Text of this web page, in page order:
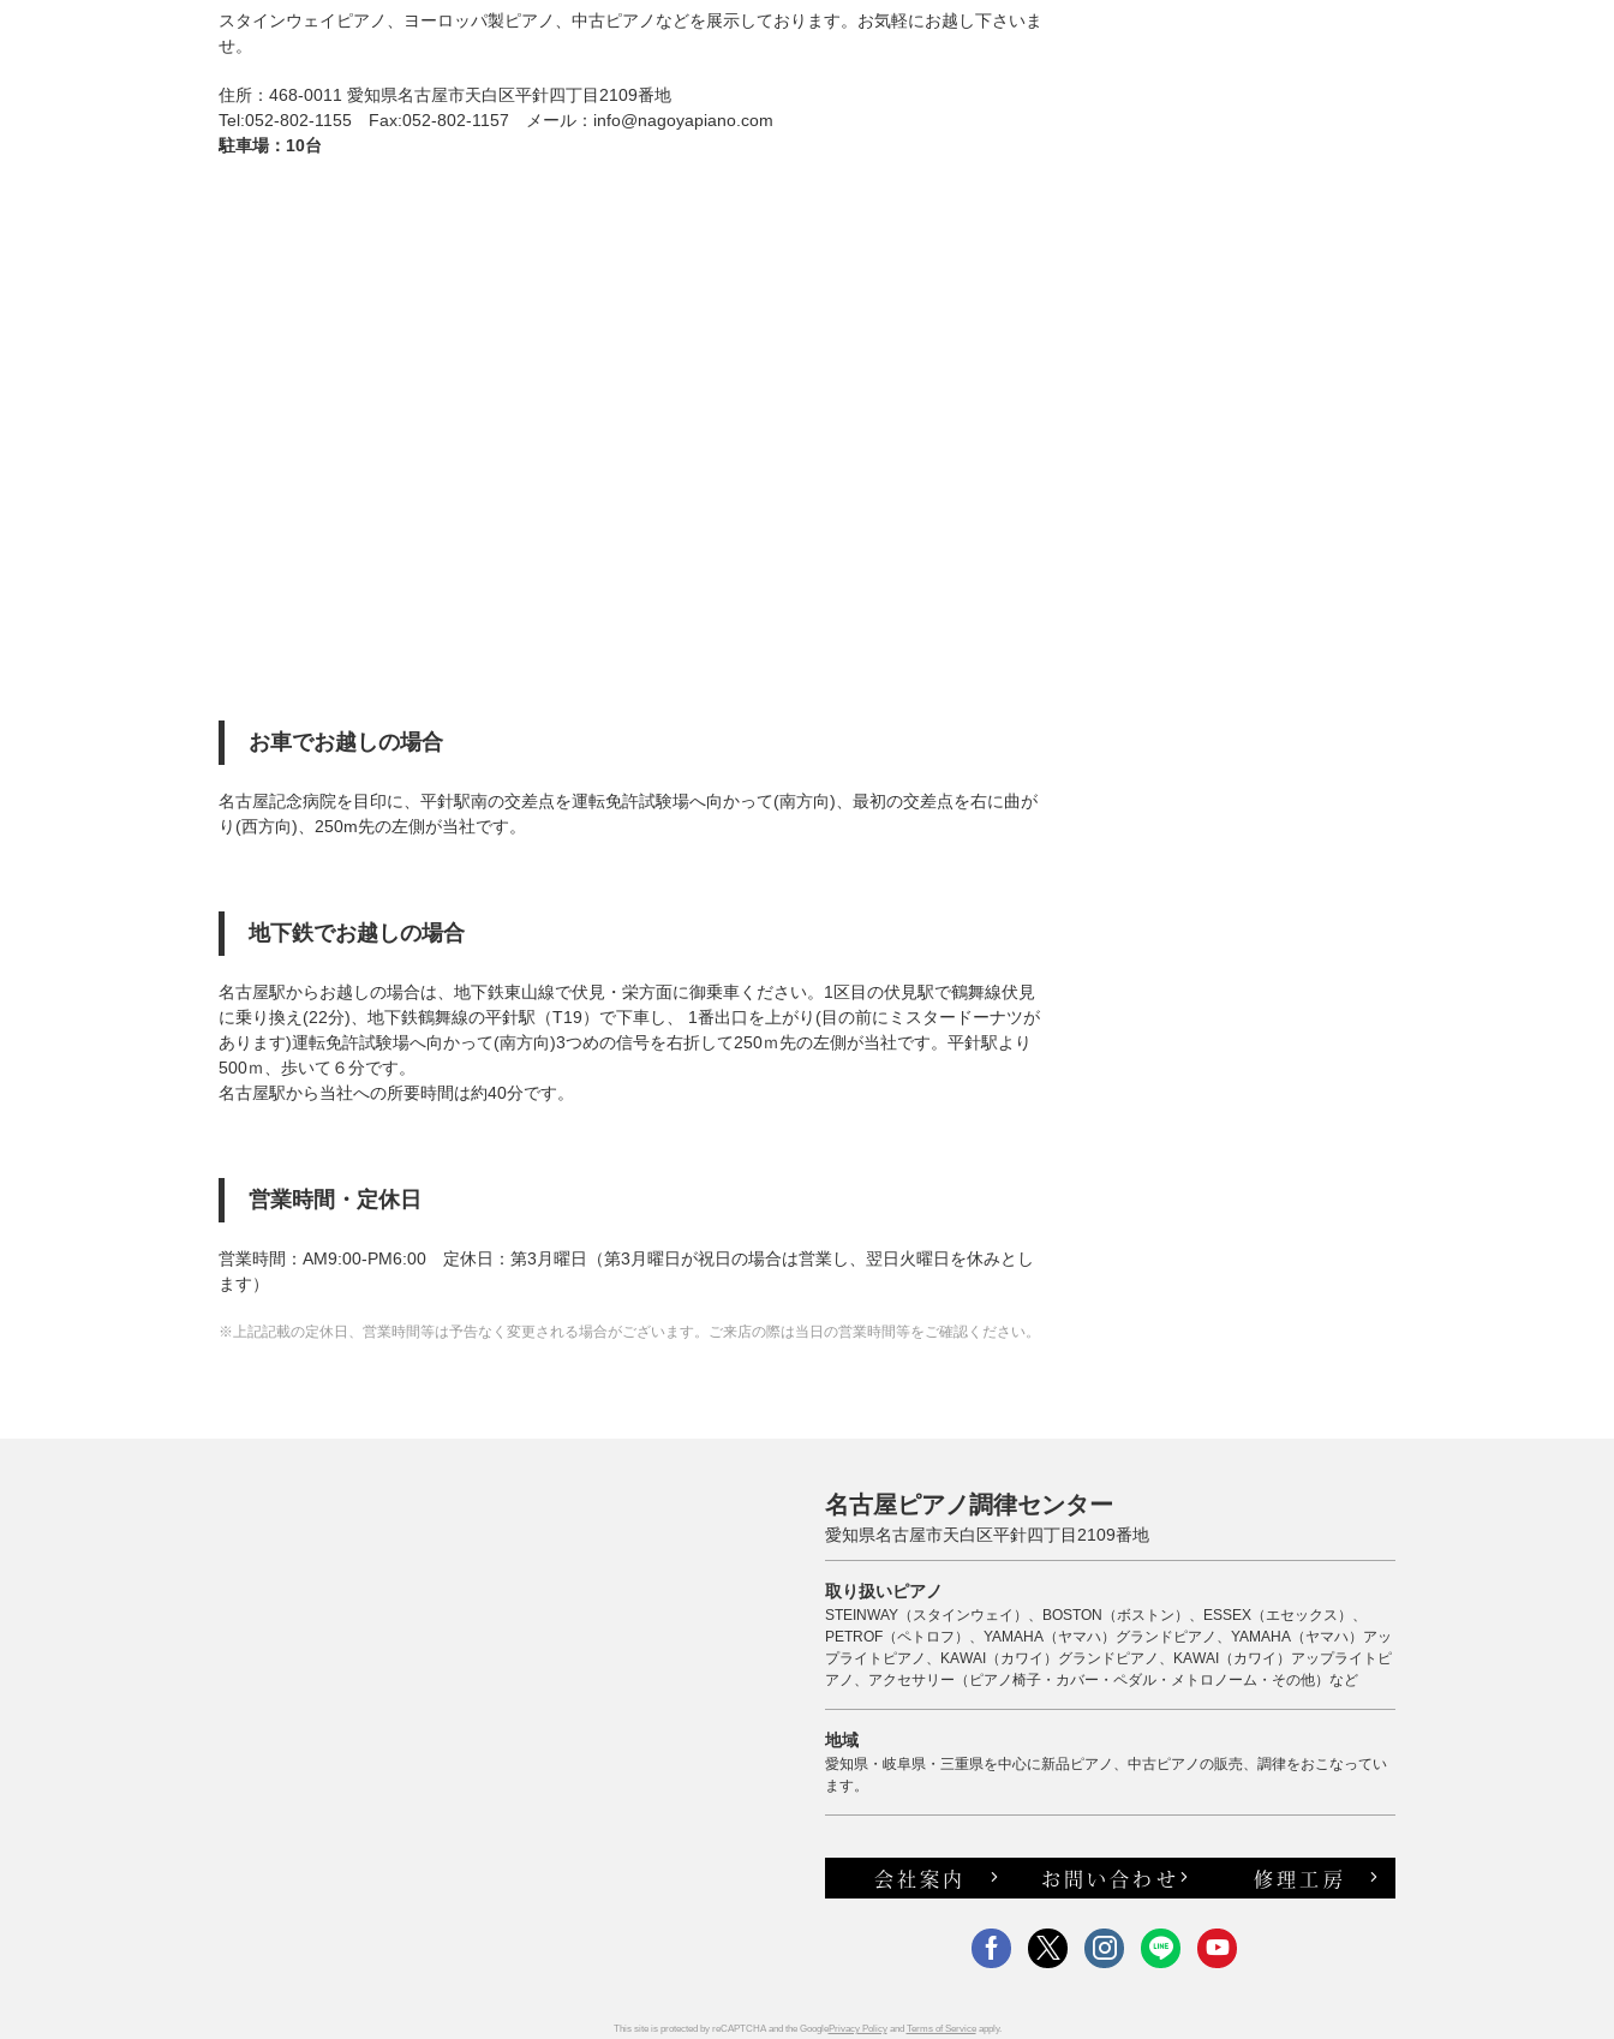
スタインウェイピアノ、ヨーロッパ製ピアノ、中古ピアノなどを展示しております。お気軽にお越し下さいま
せ。
住所：468-0011 愛知県名古屋市天白区平針四丁目2109番地
Tel:052-802-1155 Fax:052-802-1157 メール：info@nagoyapiano.com
駐車場：10台
お車でお越しの場合
名古屋記念病院を目印に、平針駅南の交差点を運転免許試験場へ向かって(南方向)、最初の交差点を右に曲が
り(西方向)、250m先の左側が当社です。
地下鉄でお越しの場合
名古屋駅からお越しの場合は、地下鉄東山線で伏見・栄方面に御乗車ください。1区目の伏見駅で鶴舞線伏見
に乗り換え(22分)、地下鉄鶴舞線の平針駅（T19）で下車し、 1番出口を上がり(目の前にミスタードーナツが
あります)運転免許試験場へ向かって(南方向)3つめの信号を右折して250ｍ先の左側が当社です。平針駅より
500ｍ、歩いて６分です。
名古屋駅から当社への所要時間は約40分です。
営業時間・定休日
営業時間：AM9:00-PM6:00 定休日：第3月曜日（第3月曜日が祝日の場合は営業し、翌日火曜日を休みとし
ます）
※上記記載の定休日、営業時間等は予告なく変更される場合がございます。ご来店の際は当日の営業時間等をご確認ください。
名古屋ピアノ調律センター
愛知県名古屋市天白区平針四丁目2109番地
取り扱いピアノ
STEINWAY（スタインウェイ）、BOSTON（ボストン）、ESSEX（エセックス）、
PETROF（ペトロフ）、YAMAHA（ヤマハ）グランドピアノ、YAMAHA（ヤマハ）アッ
プライトピアノ、KAWAI（カワイ）グランドピアノ、KAWAI（カワイ）アップライトピ
アノ、アクセサリー（ピアノ椅子・カバー・ペダル・メトロノーム・その他）など
地域
愛知県・岐阜県・三重県を中心に新品ピアノ、中古ピアノの販売、調律をおこなってい
ます。
会社案内 お問い合わせ 修理工房
This site is protected by reCAPTCHA and the GooglePrivacy Policyand Terms of Serviceapply.